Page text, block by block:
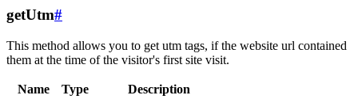
getUtm#
This method allows you to get utm tags, if the website url contained
them at the time of the visitor's first site visit.
Name Type
Description